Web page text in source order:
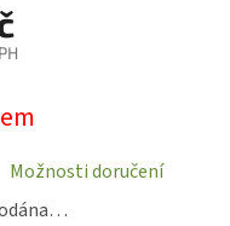
Možnosti doručení